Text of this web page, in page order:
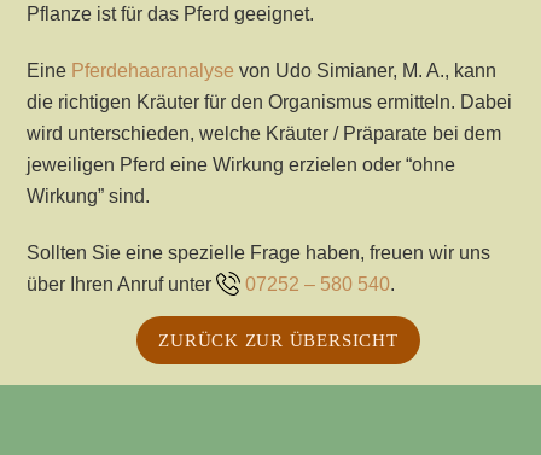
Pflanze ist für das Pferd geeignet.
Eine Pferdehaaranalyse von Udo Simianer, M. A., kann
die richtigen Kräuter für den Organismus ermitteln. Dabei
wird unterschieden, welche Kräuter / Präparate bei dem
jeweiligen Pferd eine Wirkung erzielen oder “ohne
Wirkung” sind.
Sollten Sie eine spezielle Frage haben, freuen wir uns
über Ihren Anruf unter
07252 – 580 540.
ZURÜCK ZUR ÜBERSICHT